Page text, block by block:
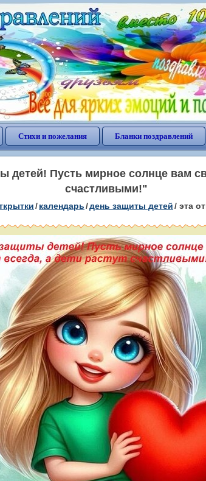
Стихи и пожелания Бланки поздравлений
Пусть мирное солнце вам
счастливыми!"
/календарь/день защиты детей/ эта